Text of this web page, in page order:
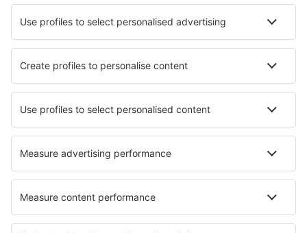
Hotely in Clermont-les-Fermes Hotely in Okushiri
Hotely in Ban Lam Luk Ka Hotely in Munktorp
Hotely in Granen
Hotely in Pike's Peak Hotely in Adirondack Mountains
Hotely v oblasti Grand Canyonu